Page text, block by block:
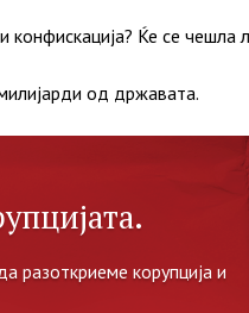
конфискација? Ќе се чешла
од државата.
разоткриеме корупција и